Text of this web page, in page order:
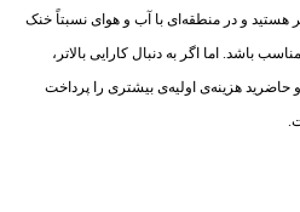
هستید و در منطقه‌ای با آب و هوای نسبتاً خنک
باشد. اما اگر به دنبال کارایی بالاتر،
حاضرید هزینه‌ی اولیه‌ی بیشتری را پرداخت